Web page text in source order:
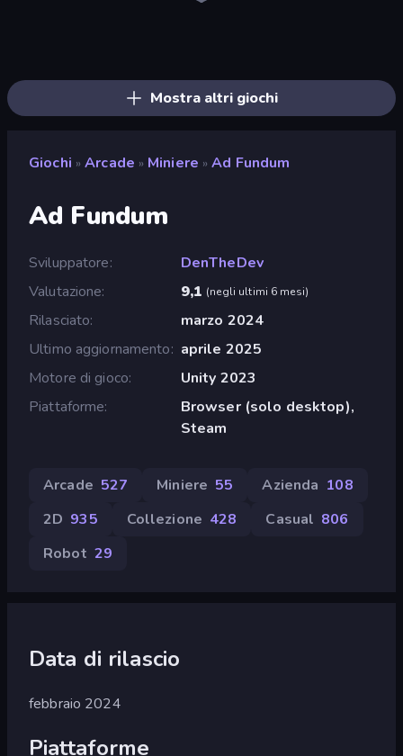
Mostra altri giochi
Giochi » Arcade » Miniere » Ad Fundum
Ad Fundum
Sviluppatore
DenTheDev
Valutazione
9,1 (negli ultimi 6 mesi)
Rilasciato
marzo 2024
Ultimo aggiornamento
aprile 2025
Motore di gioco
Unity 2023
Piattaforme
Browser (solo desktop),
Steam
Arcade 527 Miniere 55 Azienda 108
2D 935 Collezione 428 Casual 806
Robot 29
Data di rilascio
febbraio 2024
Piattaforme